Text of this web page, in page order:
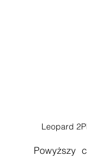
Leopard
Powyższy